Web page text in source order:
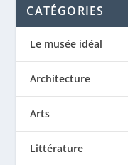
CATÉGORIES
Le musée idéal
Architecture
Arts
Littérature